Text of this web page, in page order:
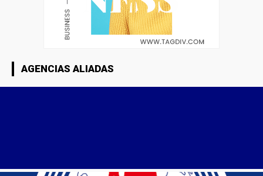
AGENCIAS ALIADAS